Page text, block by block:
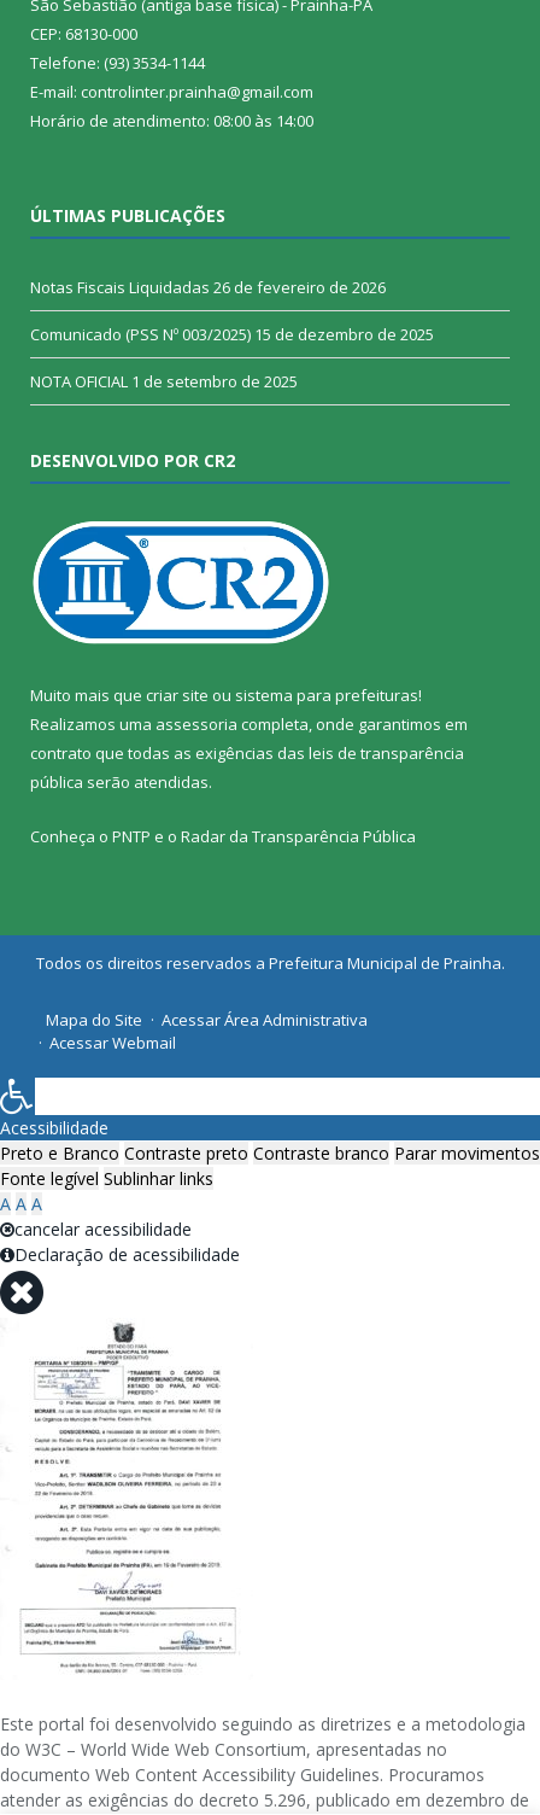
São Sebastião (antiga base física) - Prainha-PA
CEP: 68130-000
Telefone: (93) 3534-1144
E-mail: controlinter.prainha@gmail.com
Horário de atendimento: 08:00 às 14:00
ÚLTIMAS PUBLICAÇÕES
Notas Fiscais Liquidadas 26 de fevereiro de 2026
Comunicado (PSS Nº 003/2025) 15 de dezembro de 2025
NOTA OFICIAL 1 de setembro de 2025
DESENVOLVIDO POR CR2
Muito mais que criar site ou sistema para prefeituras!
Realizamos uma assessoria completa, onde garantimos em
contrato que todas as exigências das leis de transparência
pública serão atendidas.
Conheça o PNTP e o Radar da Transparência Pública
Todos os direitos reservados a Prefeitura Municipal de Prainha.
Mapa do Site
Acessar Área Administrativa
Acessar Webmail
Acessibilidade
Preto e Branco Contraste preto Contraste branco Parar movimentos
Fonte legível Sublinhar links
A A A
cancelar acessibilidade
Declaração de acessibilidade
Este portal foi desenvolvido seguindo as diretrizes e a metodologia
do W3C – World Wide Web Consortium, apresentadas no
documento Web Content Accessibility Guidelines. Procuramos
atender as exigências do decreto 5.296, publicado em dezembro de